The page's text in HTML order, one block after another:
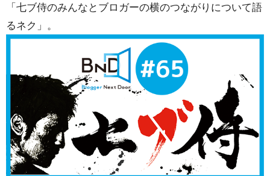
「七ブ侍のみんなとブロガーの横のつながりについて語
るネク」。